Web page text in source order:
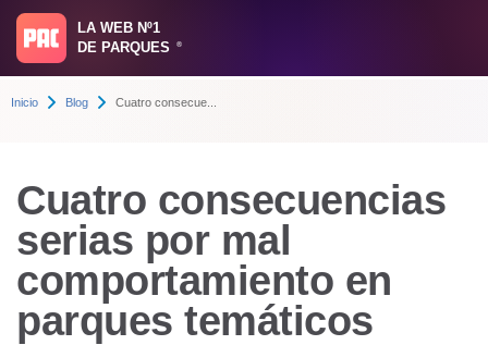
LA WEB Nº1
DE PARQUES
®
Inicio Blog Cuatro consecue...
Cuatro consecuencias
serias por mal
comportamiento en
parques temáticos